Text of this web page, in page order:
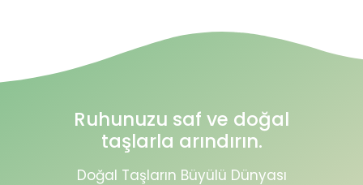
Ruhunuzu saf ve doğal
taşlarla arındırın.
Doğal Taşların Büyülü Dünyası